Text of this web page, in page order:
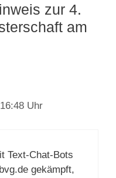
zur 4.
am
Uhr
Text-Chat-Bots
gekämpft,